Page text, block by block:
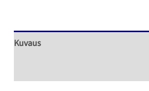
tavaratelinelaukku
Kuvaus